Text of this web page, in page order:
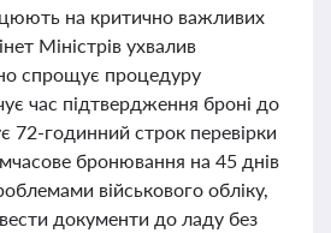
на критично важливих
Міністрів ухвалив
спрощує процедуру
час підтвердження броні до
72-годинний строк перевірки
бронювання на 45 днів
військового обліку,
документи до ладу без